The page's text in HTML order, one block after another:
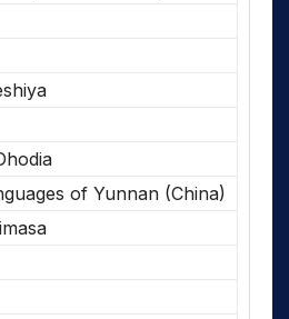
of Yunnan (China)